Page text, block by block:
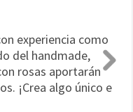
experiencia como
del handmade,
rosas aportarán
¡Crea algo único e